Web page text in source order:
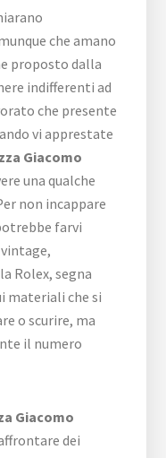
che amano
proposto dalla
indifferenti ad
che presente
vi apprestate
Giacomo
una qualche
non incappare
farvi
Rolex, segna
materiali che si
o scurire, ma
il numero
Giacomo
dei